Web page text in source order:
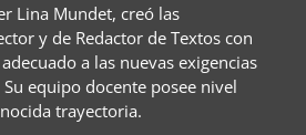
Lina Mundet, creó las
y de Redactor de Textos con
a las nuevas exigencias
equipo docente posee nivel
trayectoria.